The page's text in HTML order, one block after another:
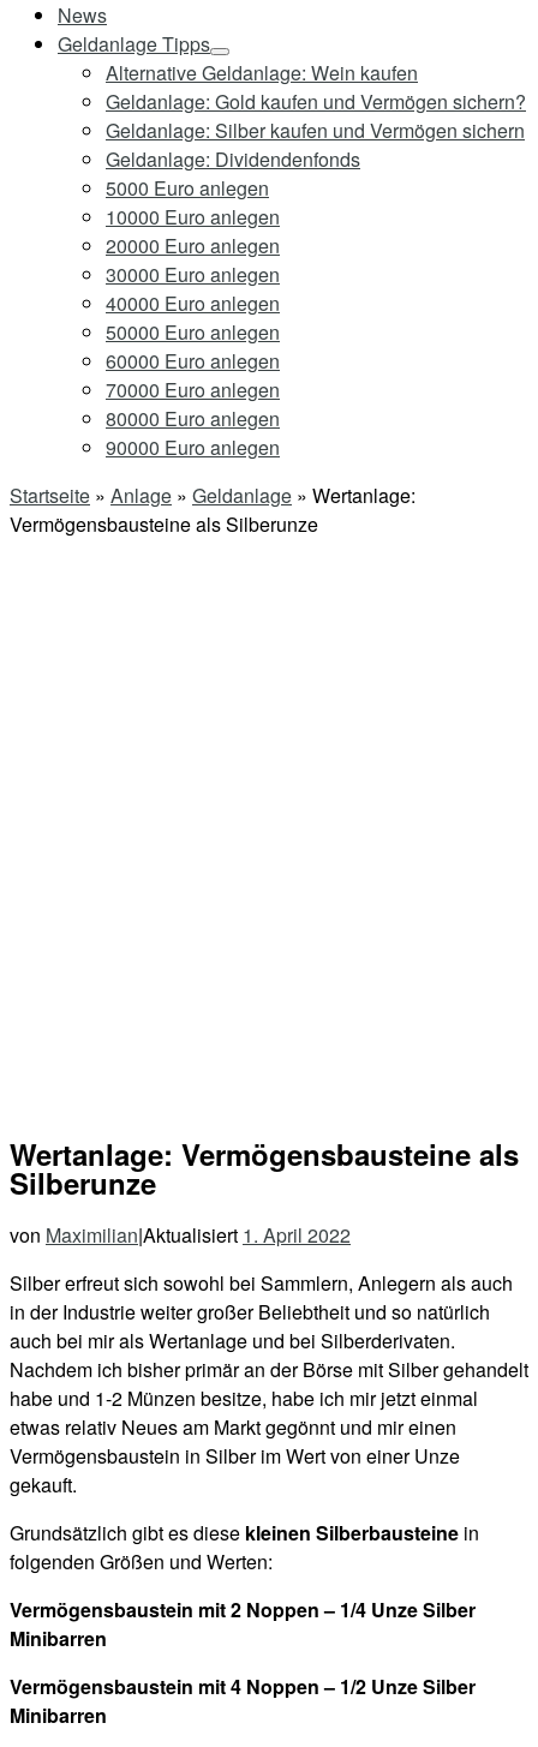
News
Geldanlage Tipps
Alternative Geldanlage: Wein kaufen
Geldanlage: Gold kaufen und Vermögen sichern?
Geldanlage: Silber kaufen und Vermögen sichern
Geldanlage: Dividendenfonds
5000 Euro anlegen
10000 Euro anlegen
20000 Euro anlegen
30000 Euro anlegen
40000 Euro anlegen
50000 Euro anlegen
60000 Euro anlegen
70000 Euro anlegen
80000 Euro anlegen
90000 Euro anlegen
Startseite » Anlage » Geldanlage » Wertanlage:
Vermögensbausteine als Silberunze
Wertanlage: Vermögensbausteine als
Silberunze
von Maximilian|Aktualisiert 1. April 2022
Silber erfreut sich sowohl bei Sammlern, Anlegern als auch
in der Industrie weiter großer Beliebtheit und so natürlich
auch bei mir als Wertanlage und bei Silberderivaten.
Nachdem ich bisher primär an der Börse mit Silber gehandelt
habe und 1-2 Münzen besitze, habe ich mir jetzt einmal
etwas relativ Neues am Markt gegönnt und mir einen
Vermögensbaustein in Silber im Wert von einer Unze
gekauft.
Grundsätzlich gibt es diese kleinen Silberbausteine in
folgenden Größen und Werten:
Vermögensbaustein mit 2 Noppen – 1/4 Unze Silber
Minibarren
Vermögensbaustein mit 4 Noppen – 1/2 Unze Silber
Minibarren